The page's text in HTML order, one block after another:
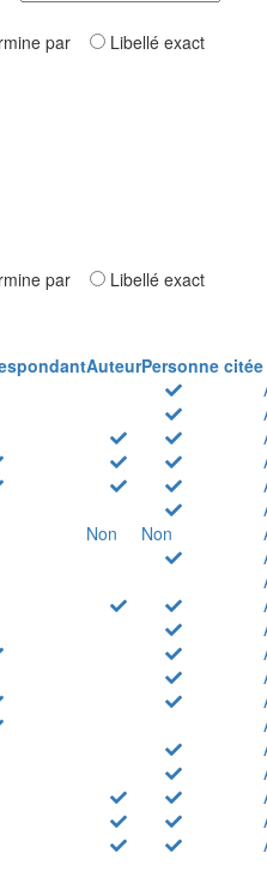
par Libellé exact
par Libellé exact
AuteurPersonne citée
Non Non